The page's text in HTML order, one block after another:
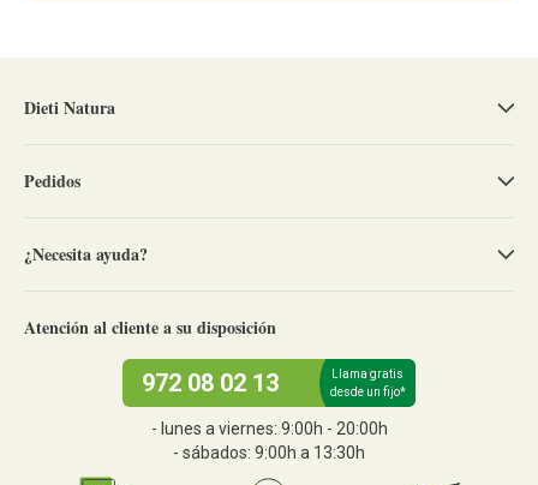
Dieti Natura
Pedidos
¿Necesita ayuda?
Atención al cliente a su disposición
972 08 02 13
Llama gratis
desde un fijo*
- lunes a viernes: 9:00h - 20:00h
- sábados: 9:00h a 13:30h